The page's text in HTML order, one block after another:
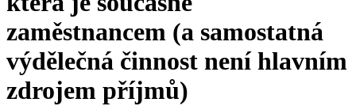
zaměstnancem (a samostatná
výdělečná činnost není hlavním
zdrojem příjmů)